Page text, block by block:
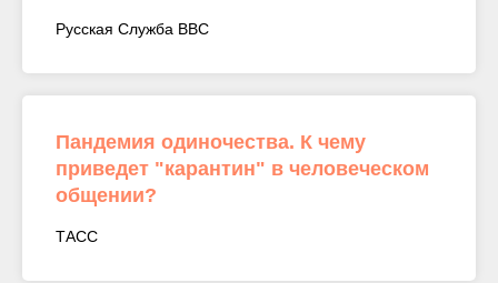
Русская Служба BBC
Пандемия одиночества. К чему
приведет "карантин" в человеческом
общении?
ТАСС